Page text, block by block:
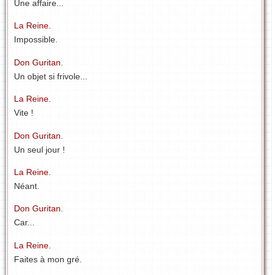
Une affaire...
La Reine.
Impossible.
Don Guritan.
Un objet si frivole...
La Reine.
Vite !
Don Guritan.
Un seul jour !
La Reine.
Néant.
Don Guritan.
Car...
La Reine.
Faites à mon gré.